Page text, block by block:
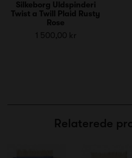
Silkeborg Uldspinderi
Twist a Twill Plaid Rusty
Rose
1 500,00 kr
Relaterede